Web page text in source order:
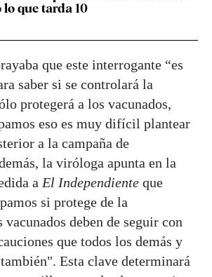
que tarda 10
que este interrogante “es
saber si se controlará la
protegerá a los vacunados,
eso es muy difícil plantear
a la campaña de
la viróloga apunta en la
a El Independiente que
si protege de la
deben de seguir con
que todos los demás y
Esta clave determinará